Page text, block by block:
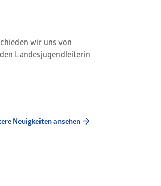
wir uns von
Landesjugendleiterin
Neuigkeiten ansehen